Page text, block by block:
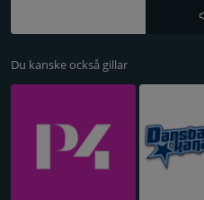
Du kanske också gillar